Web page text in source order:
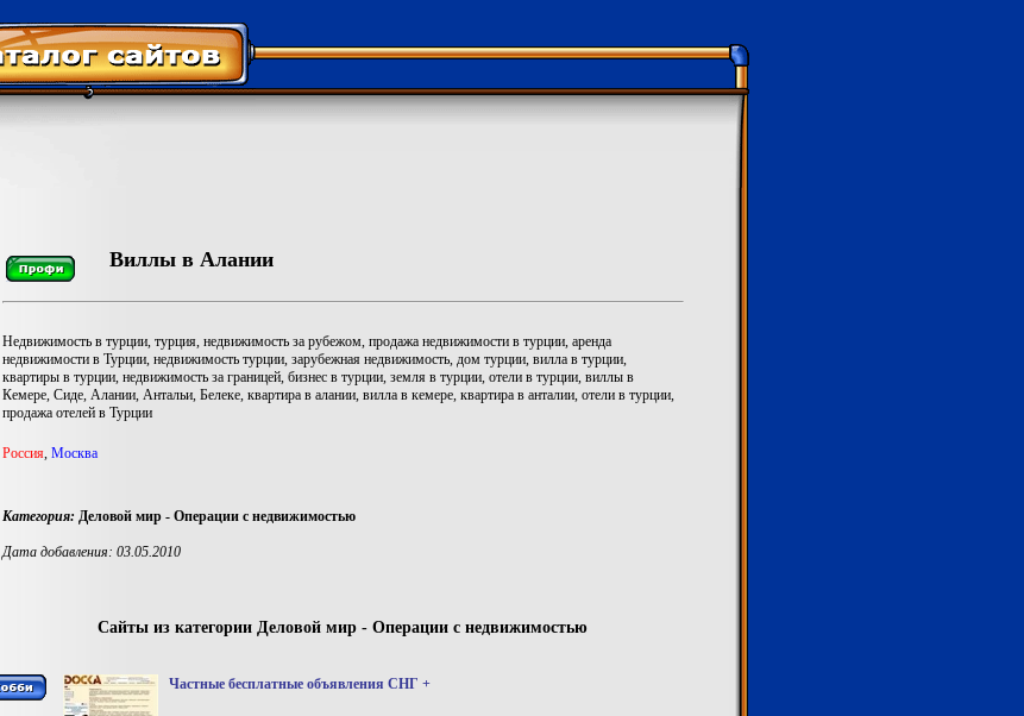
Виллы в Алании
Недвижимость в турции, турция, недвижимость за рубежом, продажа недвижимости в турции, аренда
недвижимости в Турции, недвижимость турции, зарубежная недвижимость, дом турции, вилла в турции,
квартиры в турции, недвижимость за границей, бизнес в турции, земля в турции, отели в турции, виллы в
Кемере, Сиде, Алании, Антальи, Белеке, квартира в алании, вилла в кемере, квартира в анталии, отели в турции,
продажа отелей в Турции
Роccия, Москва
Категория: Деловой мир - Операции с недвижимостью
Дата добавления: 03.05.2010
Сайты из категории Деловой мир - Операции с недвижимостью
Частные бесплатные объявления СНГ +